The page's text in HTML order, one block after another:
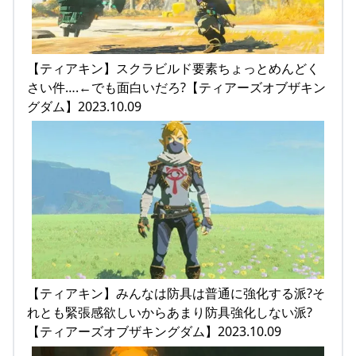
【ティアキン】スクラビルド要素ちょっとめんどく
さい件….←でも面白いだろ?【ティアーズオブザキン
グダム】2023.10.09
【ティアキン】みんなは防具は普通に強化する派?そ
れとも緊張感欲しいからあまり防具強化しない派?
【ティアーズオブザキングダム】2023.10.09